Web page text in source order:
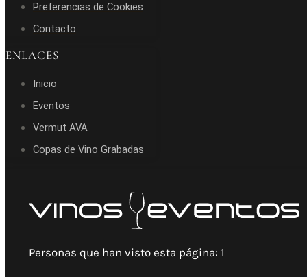
Preferencias de Cookies
Contacto
ENLACES
Inicio
Eventos
Vermut AVA
Copas de Vino Grabadas
Personas que han visto esta página: 1